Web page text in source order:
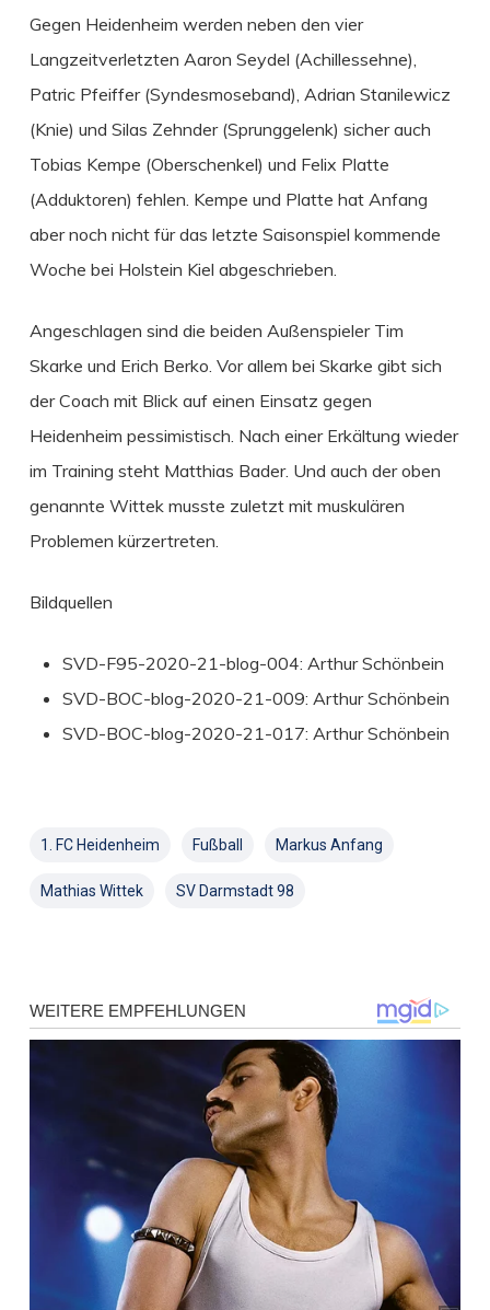
Gegen Heidenheim werden neben den vier
Langzeitverletzten Aaron Seydel (Achillessehne),
Patric Pfeiffer (Syndesmoseband), Adrian Stanilewicz
(Knie) und Silas Zehnder (Sprunggelenk) sicher auch
Tobias Kempe (Oberschenkel) und Felix Platte
(Adduktoren) fehlen. Kempe und Platte hat Anfang
aber noch nicht für das letzte Saisonspiel kommende
Woche bei Holstein Kiel abgeschrieben.
Angeschlagen sind die beiden Außenspieler Tim
Skarke und Erich Berko. Vor allem bei Skarke gibt sich
der Coach mit Blick auf einen Einsatz gegen
Heidenheim pessimistisch. Nach einer Erkältung wieder
im Training steht Matthias Bader. Und auch der oben
genannte Wittek musste zuletzt mit muskulären
Problemen kürzertreten.
Bildquellen
SVD-F95-2020-21-blog-004: Arthur Schönbein
SVD-BOC-blog-2020-21-009: Arthur Schönbein
SVD-BOC-blog-2020-21-017: Arthur Schönbein
1. FC Heidenheim Fußball Markus Anfang
Mathias Wittek SV Darmstadt 98